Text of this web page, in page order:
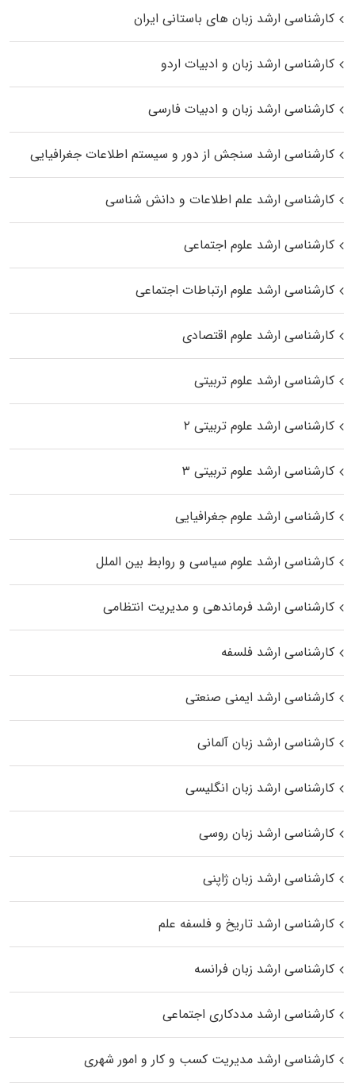
کارشناسی ارشد زبان‌ های باستانی ایران
کارشناسی ارشد زبان و ادبیات اردو
کارشناسی ارشد زبان و ادبیات فارسی
کارشناسی ارشد سنجش از دور و سیستم اطلاعات جغرافیایی
کارشناسی ارشد علم اطلاعات و دانش شناسی
کارشناسی ارشد علوم اجتماعی
کارشناسی ارشد علوم ارتباطات اجتماعی
کارشناسی ارشد علوم اقتصادی
کارشناسی ارشد علوم تربیتی
کارشناسی ارشد علوم تربیتی ۲
کارشناسی ارشد علوم تربیتی ۳
کارشناسی ارشد علوم جغرافیایی
کارشناسی ارشد علوم سیاسی و روابط بین الملل
کارشناسی ارشد فرماندهی و مدیریت انتظامی
کارشناسی ارشد فلسفه
کارشناسی ارشد ایمنی صنعتی
کارشناسی ارشد زبان آلمانی
کارشناسی ارشد زبان انگلیسی
کارشناسی ارشد زبان روسی
کارشناسی ارشد زبان ژاپنی
کارشناسی ارشد تاریخ و فلسفه علم
کارشناسی ارشد زبان فرانسه
کارشناسی ارشد مددکاری اجتماعی
کارشناسی ارشد مدیریت کسب و کار و امور شهری